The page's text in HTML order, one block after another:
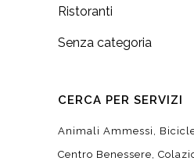
Ristoranti
Senza categoria
CERCA PER SERVIZI
Animali Ammessi
Centro Benessere